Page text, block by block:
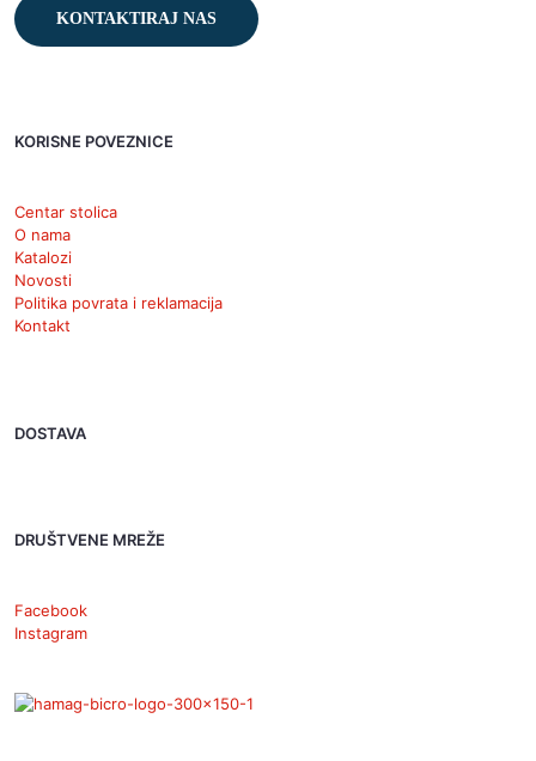
KONTAKTIRAJ NAS
KORISNE POVEZNICE
Centar stolica
O nama
Katalozi
Novosti
Politika povrata i reklamacija
Kontakt
DOSTAVA
DRUŠTVENE MREŽE
Facebook
Instagram